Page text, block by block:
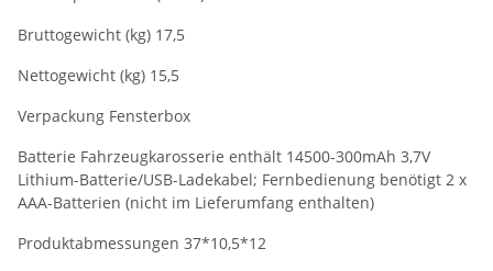
Bruttogewicht (kg) 17,5
Nettogewicht (kg) 15,5
Verpackung Fensterbox
Batterie Fahrzeugkarosserie enthält 14500-300mAh 3,7V
Lithium-Batterie/USB-Ladekabel; Fernbedienung benötigt 2 x
AAA-Batterien (nicht im Lieferumfang enthalten)
Produktabmessungen 37*10,5*12